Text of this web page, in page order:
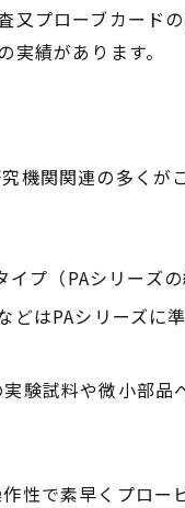
又プローブカード
実績があります。
機関関連の多くが
イプ（PAシリーズ
はPAシリーズに準
験試料や微小部品
性で素早くプロー